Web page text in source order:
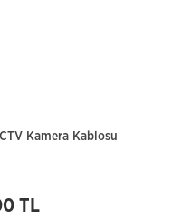
Kamera Kablosu
TL